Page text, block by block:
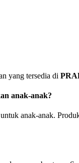
yang tersedia di
anak-anak?
anak-anak.